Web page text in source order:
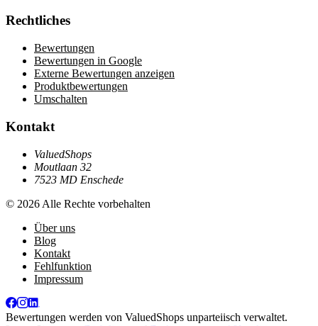
Rechtliches
Bewertungen
Bewertungen in Google
Externe Bewertungen anzeigen
Produktbewertungen
Umschalten
Kontakt
ValuedShops
Moutlaan 32
7523 MD Enschede
© 2026 Alle Rechte vorbehalten
Über uns
Blog
Kontakt
Fehlfunktion
Impressum
Bewertungen werden von ValuedShops unparteiisch verwaltet.